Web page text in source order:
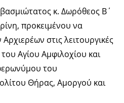
κ. Δωρόθεος Β΄
προκειμένου να
στις λειτουργικές
Αγίου Αμφιλοχίου και
του
Θήρας, Αμοργού και